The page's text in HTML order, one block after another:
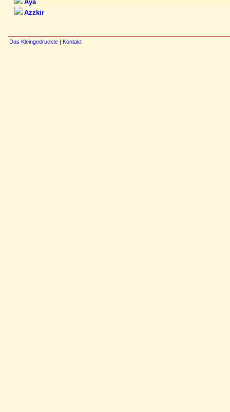
Aya
Azzkir
Das Kleingedruckte | Kontakt